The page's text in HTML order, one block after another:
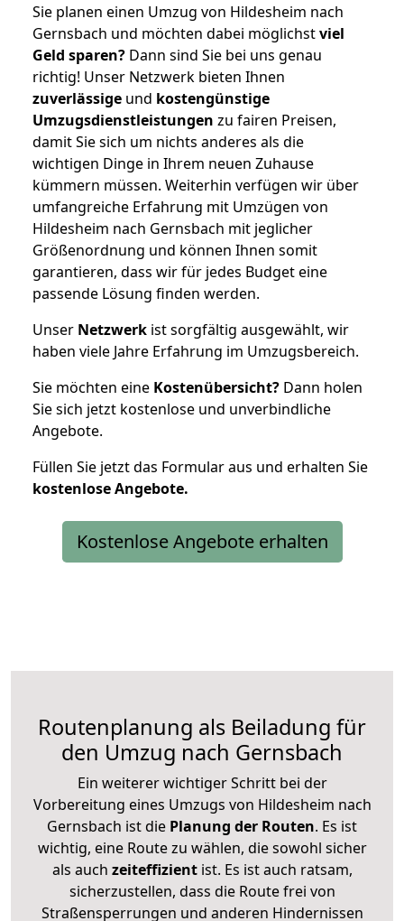
Sie planen einen Umzug von Hildesheim nach
Gernsbach und möchten dabei möglichstviel
Geld sparen? Dann sind Sie bei uns genau
richtig! Unser Netzwerk bieten Ihnen
zuverlässige und kostengünstige
Umzugsdienstleistungen zu fairen Preisen,
damit Sie sich um nichts anderes als die
wichtigen Dinge in Ihrem neuen Zuhause
kümmern müssen. Weiterhin verfügen wir über
umfangreiche Erfahrung mit Umzügen von
Hildesheim nach Gernsbach mit jeglicher
Größenordnung und können Ihnen somit
garantieren, dass wir für jedes Budget eine
passende Lösung finden werden.
Unser Netzwerk ist sorgfältig ausgewählt, wir
haben viele Jahre Erfahrung im Umzugsbereich.
Sie möchten eine Kostenübersicht? Dann holen
Sie sich jetzt kostenlose und unverbindliche
Angebote.
Füllen Sie jetzt das Formular aus und erhalten Sie
kostenloseAngebote.
Kostenlose Angebote erhalten
Routenplanung als Beiladung für
den Umzug nach Gernsbach
Ein weiterer wichtiger Schritt bei der
Vorbereitung eines Umzugs von Hildesheim nach
Gernsbach ist die Planung der Routen. Es ist
wichtig, eine Route zu wählen, die sowohl sicher
als auch zeiteffizientist. Es ist auch ratsam,
sicherzustellen, dass die Route frei von
Straßensperrungen und anderen Hindernissen